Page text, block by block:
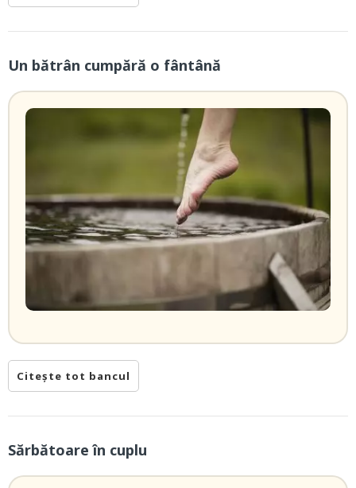
Un bătrân cumpără o fântână
Citește tot bancul
Sărbătoare în cuplu